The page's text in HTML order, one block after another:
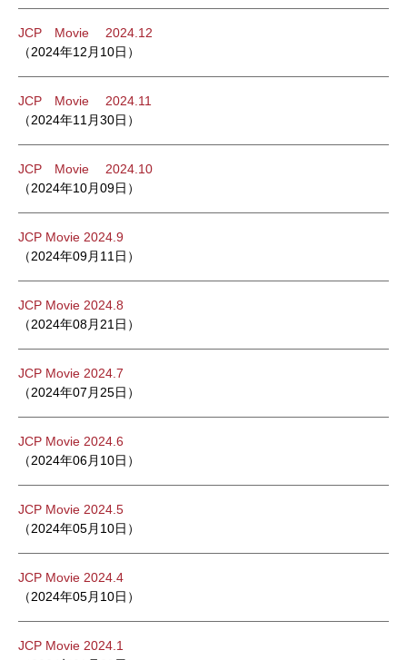
JCP Movie 2024.12
（2024年12月10日）
JCP Movie 2024.11
（2024年11月30日）
JCP Movie 2024.10
（2024年10月09日）
JCP Movie 2024.9
（2024年09月11日）
JCP Movie 2024.8
（2024年08月21日）
JCP Movie 2024.7
（2024年07月25日）
JCP Movie 2024.6
（2024年06月10日）
JCP Movie 2024.5
（2024年05月10日）
JCP Movie 2024.4
（2024年05月10日）
JCP Movie 2024.1